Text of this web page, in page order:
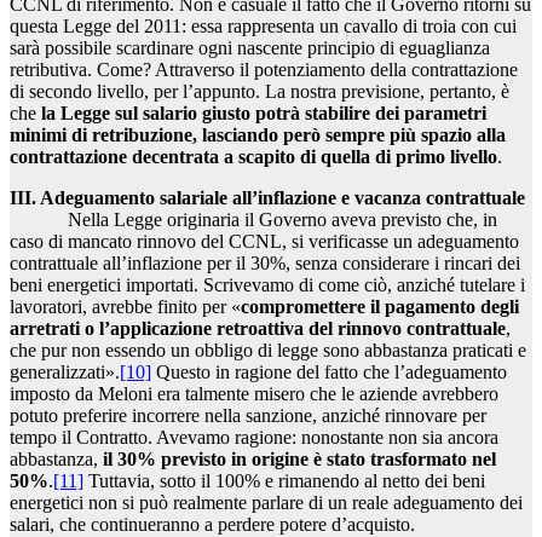
CCNL di riferimento. Non è casuale il fatto che il Governo ritorni su
questa Legge del 2011: essa rappresenta un cavallo di troia con cui
sarà possibile scardinare ogni nascente principio di eguaglianza
retributiva. Come? Attraverso il potenziamento della contrattazione
di secondo livello, per l’appunto. La nostra previsione, pertanto, è
che la Legge sul salario giusto potrà stabilire dei parametri
minimi di retribuzione, lasciando però sempre più spazio alla
contrattazione decentrata a scapito di quella di primo livello.
III. Adeguamento salariale all’inflazione e vacanza contrattuale
Nella Legge originaria il Governo aveva previsto che, in
caso di mancato rinnovo del CCNL, si verificasse un adeguamento
contrattuale all’inflazione per il 30%, senza considerare i rincari dei
beni energetici importati. Scrivevamo di come ciò, anziché tutelare i
lavoratori, avrebbe finito per «compromettere il pagamento degli
arretrati o l’applicazione retroattiva del rinnovo contrattuale,
che pur non essendo un obbligo di legge sono abbastanza praticati e
generalizzati».[10] Questo in ragione del fatto che l’adeguamento
imposto da Meloni era talmente misero che le aziende avrebbero
potuto preferire incorrere nella sanzione, anziché rinnovare per
tempo il Contratto. Avevamo ragione: nonostante non sia ancora
abbastanza, il 30% previsto in origine è stato trasformato nel
50%.[11] Tuttavia, sotto il 100% e rimanendo al netto dei beni
energetici non si può realmente parlare di un reale adeguamento dei
salari, che continueranno a perdere potere d’acquisto.